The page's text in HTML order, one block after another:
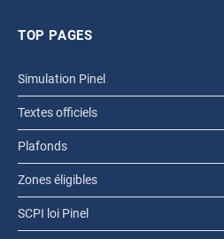
TOP PAGES
Simulation Pinel
Textes officiels
Plafonds
Zones éligibles
SCPI loi Pinel